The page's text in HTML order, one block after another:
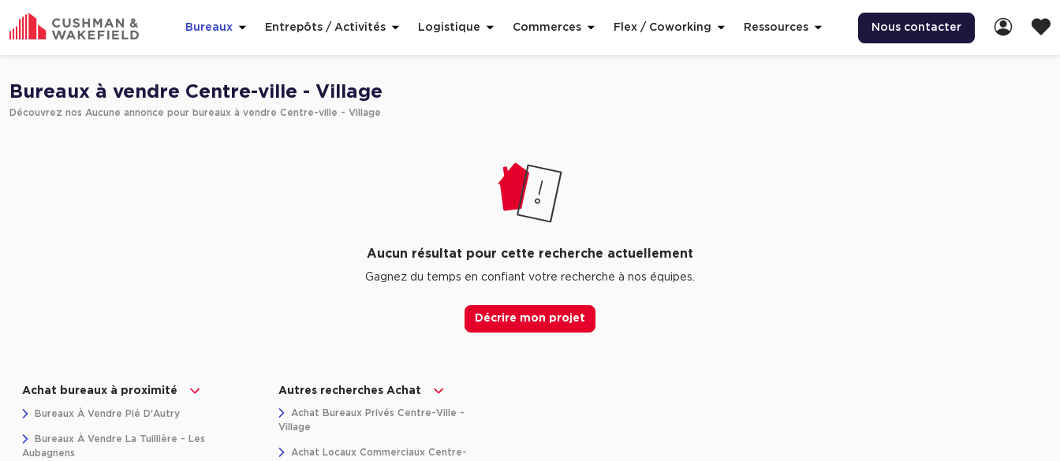
Bureaux Entrepôts / Activités Logistique Commerces Flex / Coworking Ressources Nous contacter
Bureaux à vendre Centre-ville - Village
Découvrez nos Aucune annonce pour bureaux à vendre Centre-ville - Village
Aucun résultat pour cette recherche actuellement
Gagnez du temps en confiant votre recherche à nos équipes.
Décrire mon projet
Achat bureaux à proximité
Bureaux À Vendre Pié D'Autry
Bureaux À Vendre La Tuillière - Les
Aubagnens
Autres recherches Achat
Achat Bureaux Privés Centre-Ville -
Village
Achat Locaux Commerciaux Centre-